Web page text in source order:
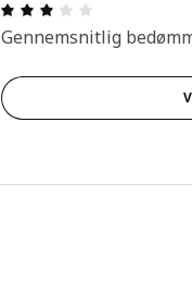
Anmeldelse:
Gennemsnitlig